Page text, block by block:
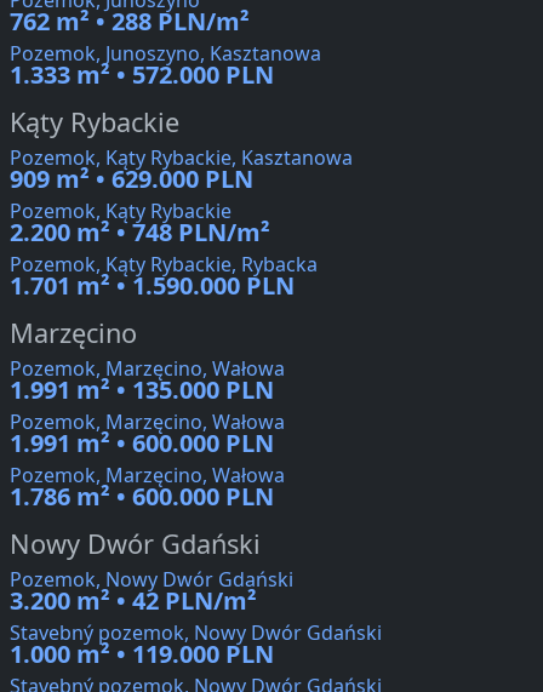
762 m² • 288 PLN/m²
Pozemok, Junoszyno, Kasztanowa
1.333 m² • 572.000 PLN
Kąty Rybackie
Pozemok, Kąty Rybackie, Kasztanowa
909 m² • 629.000 PLN
Pozemok, Kąty Rybackie
2.200 m² • 748 PLN/m²
Pozemok, Kąty Rybackie, Rybacka
1.701 m² • 1.590.000 PLN
Marzęcino
Pozemok, Marzęcino, Wałowa
1.991 m² • 135.000 PLN
Pozemok, Marzęcino, Wałowa
1.991 m² • 600.000 PLN
Pozemok, Marzęcino, Wałowa
1.786 m² • 600.000 PLN
Nowy Dwór Gdański
Pozemok, Nowy Dwór Gdański
3.200 m² • 42 PLN/m²
Stavebný pozemok, Nowy Dwór Gdański
1.000 m² • 119.000 PLN
Stavebný pozemok, Nowy Dwór Gdański